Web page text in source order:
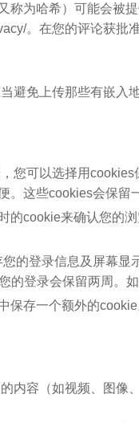
称为哈希）可能会被
。在您的评论获批
避免上传那些有嵌入
您可以选择用
。这些cookies会保留
的cookie来确认您的
的登录信息及屏幕
的登录会保留两周。
保存一个额外的
内容（如视频、图像